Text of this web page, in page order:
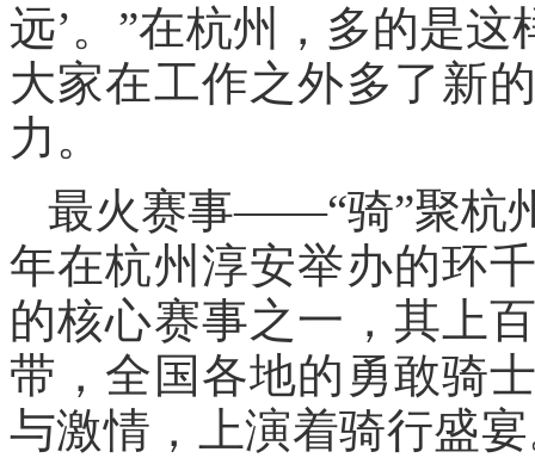
远’。”在杭州，多的是
大家在工作之外多了新
力。
最火赛事——“骑”聚杭
年在杭州淳安举办的环
的核心赛事之一，其上
带，全国各地的勇敢骑
与激情，上演着骑行盛